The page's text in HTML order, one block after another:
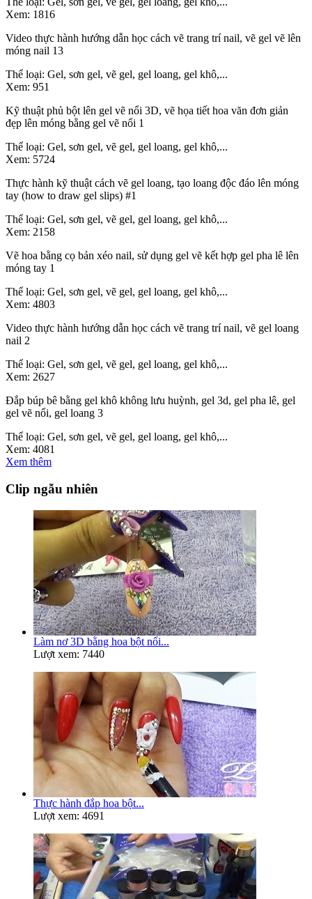
Xem: 1816
Video thực hành hướng dẫn học cách vẽ trang trí nail, vẽ gel vẽ lên
móng nail 13
Thể loại: Gel, sơn gel, vẽ gel, gel loang, gel khô,...
Xem: 951
Kỹ thuật phủ bột lên gel vẽ nổi 3D, vẽ họa tiết hoa văn đơn giản
đẹp lên móng bằng gel vẽ nổi 1
Thể loại: Gel, sơn gel, vẽ gel, gel loang, gel khô,...
Xem: 5724
Thực hành kỹ thuật cách vẽ gel loang, tạo loang độc đáo lên móng
tay (how to draw gel slips) #1
Thể loại: Gel, sơn gel, vẽ gel, gel loang, gel khô,...
Xem: 2158
Vẽ hoa bằng cọ bản xéo nail, sử dụng gel vẽ kết hợp gel pha lê lên
móng tay 1
Thể loại: Gel, sơn gel, vẽ gel, gel loang, gel khô,...
Xem: 4803
Video thực hành hướng dẫn học cách vẽ trang trí nail, vẽ gel loang
nail 2
Thể loại: Gel, sơn gel, vẽ gel, gel loang, gel khô,...
Xem: 2627
Đắp búp bê bằng gel khô không lưu huỳnh, gel 3d, gel pha lê, gel
gel vẽ nổi, gel loang 3
Thể loại: Gel, sơn gel, vẽ gel, gel loang, gel khô,...
Xem: 4081
Xem thêm
Clip ngẫu nhiên
Làm nơ 3D bằng hoa bột nổi...
Lượt xem: 7440
Thực hành đắp hoa bột...
Lượt xem: 4691